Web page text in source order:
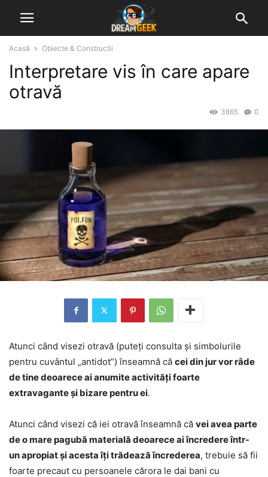
Acasă Obiecte & Constructii
Interpretare vis în care apare
otravă
0
3865
Atunci când visezi otravă (puteți consulta și simbolurile
pentru cuvântul „antidot”) înseamnă că cei din jur vor râde
de tine deoarece ai anumite activități foarte
extravagante și bizare pentru ei.
Atunci când visezi că iei otravă înseamnă că vei avea parte
de o mare pagubă materială deoarece ai încredere într-
un apropiat și acesta îți trădează încrederea, trebuie să fii
foarte precaut cu persoanele cărora le dai bani cu